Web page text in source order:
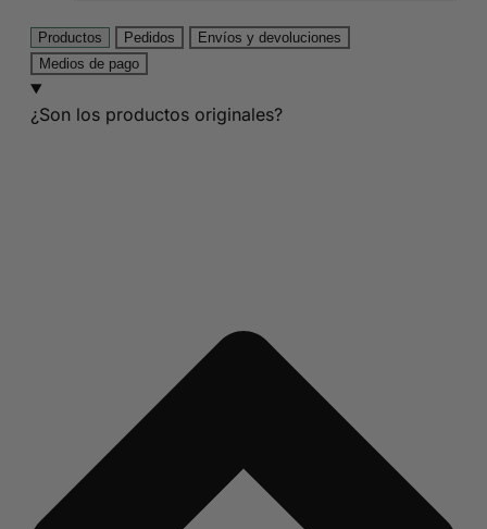
Productos Pedidos
Envíos y devoluciones
Medios de pago
¿Son los productos originales?